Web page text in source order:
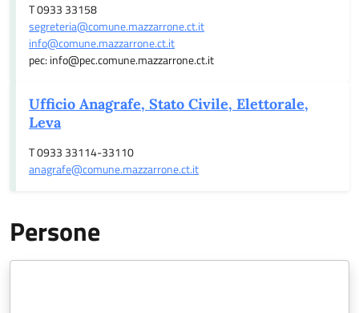
T 0933 33158
segreteria@comune.mazzarrone.ct.it
info@comune.mazzarrone.ct.it
pec: info@pec.comune.mazzarrone.ct.it
Ufficio Anagrafe, Stato Civile, Elettorale,
Leva
T 0933 33114-33110
anagrafe@comune.mazzarrone.ct.it
Persone